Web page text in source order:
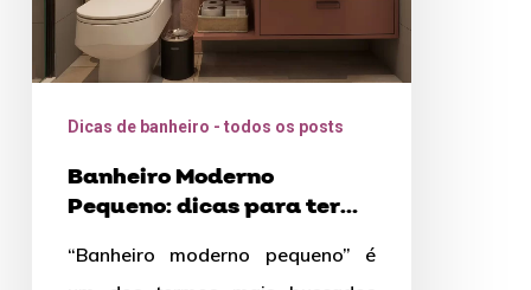
dar
invejaDicas de banheiro - todos os posts
Banheiro Moderno
Pequeno: dicas para ter
“Banheiro moderno pequeno” é